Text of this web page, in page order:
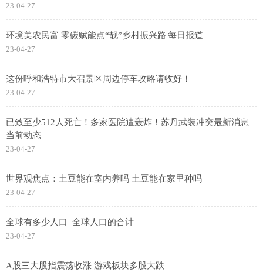
23-04-27
环境美农民富 零碳赋能点“靓”乡村振兴路|每日报道
23-04-27
这份呼和浩特市大召景区周边停车攻略请收好！
23-04-27
已致至少512人死亡！多家医院遭轰炸！苏丹武装冲突最新消息
当前动态
23-04-27
世界观焦点：土豆能在室内养吗 土豆能在家里种吗
23-04-27
全球有多少人口_全球人口的合计
23-04-27
A股三大股指震荡收涨 游戏板块多股大跌